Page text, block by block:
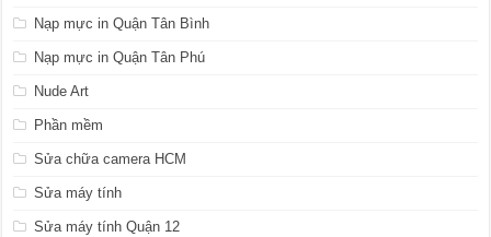
Nạp mực in Quận Tân Bình
Nạp mực in Quận Tân Phú
Nude Art
Phần mềm
Sửa chữa camera HCM
Sửa máy tính
Sửa máy tính Quận 12